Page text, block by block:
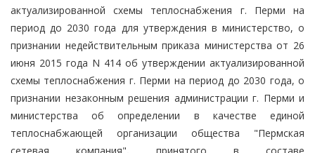
актуализированной схемы теплоснабжения г. Перми на
период до 2030 года для утверждения в министерство, о
признании недействительным приказа министерства от 26
июня 2015 года N 414 об утверждении актуализированной
схемы теплоснабжения г. Перми на период до 2030 года, о
признании незаконным решения администрации г. Перми и
министерства об определении в качестве единой
теплоснабжающей организации общества "Пермская